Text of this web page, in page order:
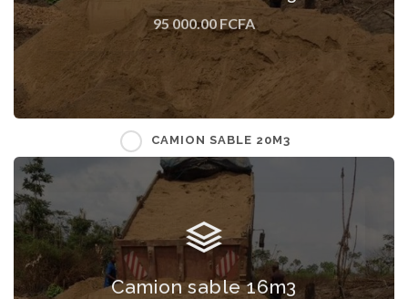
95 000.00 FCFA
CAMION SABLE 20M3
Camion sable 16m3
Camion de sable 16m3 Tarif hors frais de transport
qui dépends de l'adresse de livraison .